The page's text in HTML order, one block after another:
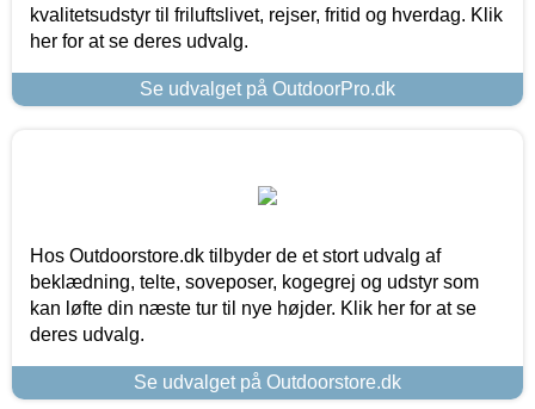
kvalitetsudstyr til friluftslivet, rejser, fritid og hverdag. Klik
her for at se deres udvalg.
Se udvalget på OutdoorPro.dk
Hos Outdoorstore.dk tilbyder de et stort udvalg af
beklædning, telte, soveposer, kogegrej og udstyr som
kan løfte din næste tur til nye højder. Klik her for at se
deres udvalg.
Se udvalget på Outdoorstore.dk